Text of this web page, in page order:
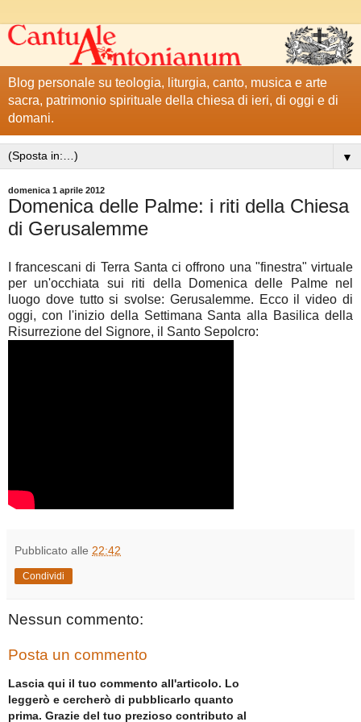
Blog personale su teologia, liturgia, canto, musica e arte
sacra, patrimonio spirituale della chiesa di ieri, di oggi e di
domani.
▼
domenica 1 aprile 2012
Domenica delle Palme: i riti della Chiesa
di Gerusalemme
I francescani di Terra Santa ci offrono una "finestra" virtuale
per un'occhiata sui riti della Domenica delle Palme nel
luogo dove tutto si svolse: Gerusalemme. Ecco il video di
oggi, con l'inizio della Settimana Santa alla Basilica della
Risurrezione del Signore, il Santo Sepolcro:
Pubblicato alle 22:42
Condividi
Nessun commento:
Posta un commento
Lascia qui il tuo commento all'articolo. Lo
leggerò e cercherò di pubblicarlo quanto
prima. Grazie del tuo prezioso contributo al